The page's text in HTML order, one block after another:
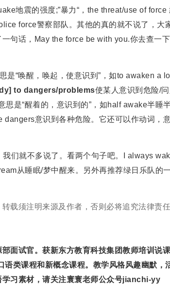
地震的强度;”暴力“，the threat/use of force
force警察部队。其他的真的就不说了，大
句话，May the force be with you.你去查一下
思是“唤醒，唤起，使意识到”，如to awaken a
to dangers/problems使某人意识到危险/
是“醒着的，意识到的”，如half awake半睡
意识到各种危险。它还可以作动词，
我们就不多说了。看两个句子吧。I always
从睡眠/梦中醒来。另外再推荐绿日乐队的
须注明来源及作者，否则必将追究法律责任
试官。获新东方教育科技集团教师培训说
类课程和新概念课程。教学风格风趣幽默，
学习素材，请关注寰寰老师公众号jianchi-yy